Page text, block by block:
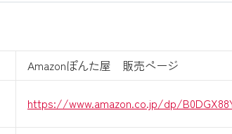
Amazonぽんた屋 販売ページ
https://www.amazon.co.jp/dp/